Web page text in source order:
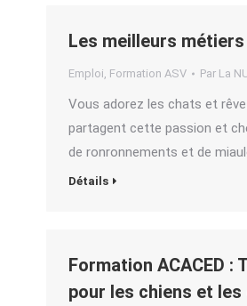
Les meilleurs
Emploi, Formation ASV Par La
Vous adorez les chats et
partagent cette passion et
de ronronnements et de
Détails
Formation ACACED
pour les chiens et les